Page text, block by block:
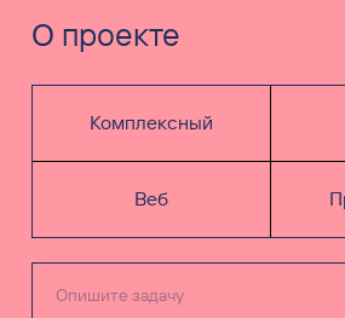
О проекте
Комплексный
Веб